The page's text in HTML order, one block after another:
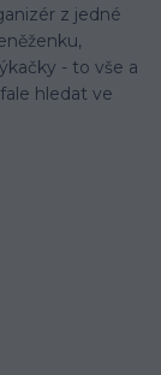
z jedné
- to vše a
hledat ve